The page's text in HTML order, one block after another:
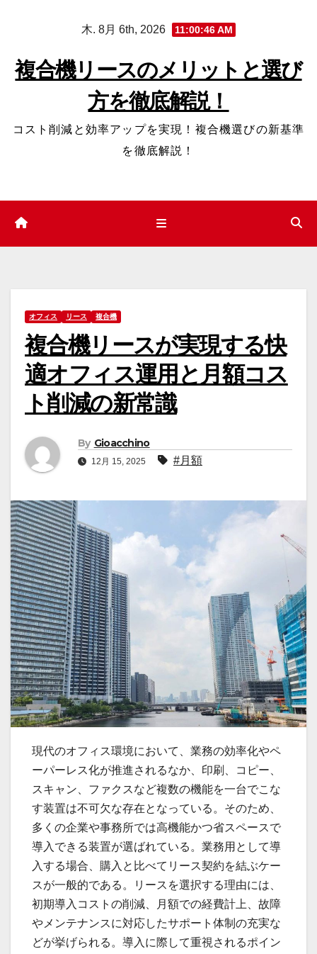
プ
木. 8月 6th, 2026 11:00:47 AM
複合機リースのメリットと選び
方を徹底解説！
コスト削減と効率アップを実現！複合機選びの新基準
を徹底解説！
オフィス リース 複合機
複合機リースが実現する快
適オフィス運用と月額コス
ト削減の新常識
By Gioacchino
12月 15, 2025 #月額
現代のオフィス環境において、業務の効率化やペ
ーパーレス化が推進されるなか、印刷、コピー、
スキャン、ファクスなど複数の機能を一台でこな
す装置は不可欠な存在となっている。 そのため、
多くの企業や事務所では高機能かつ省スペースで
導入できる装置が選ばれている。業務用として導
入する場合、購入と比べてリース契約を結ぶケー
スが一般的である。リースを選択する理由には、
初期導入コストの削減、月額での経費計上、故障
やメンテナンスに対応したサポート体制の充実な
どが挙げられる。導入に際して重視されるポイン